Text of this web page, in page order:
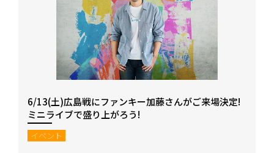
6/13(土)広島戦にファンキー加藤さんがご来場決定!
ミニライブで盛り上がろう!
イベント